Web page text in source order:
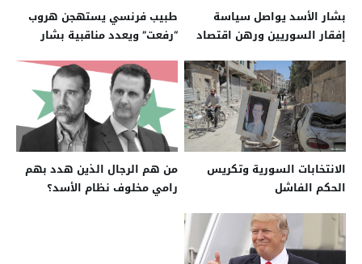
بشار الأسد يواصل سياسة
إفقار السوريين ورهن اقتصاد
طبيب فرنسي يستهجن هروب
“رفعت” ويعدد مناقبية بشار
الانتخابات السورية وتكريس
الحكم الفاشل
من هم الرجال الذين هدد بهم
رامي مخلوف نظام الأسد؟